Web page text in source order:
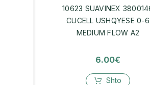
10623 SUAVINEX
CUCELL USHQYESE 0-6
MEDIUM FLOW A2
6.00€
Shto